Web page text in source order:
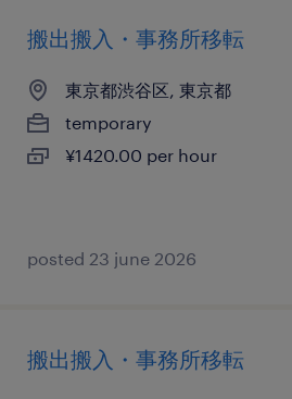
搬出搬入・事務所移転
東京都渋谷区, 東京都
temporary
¥1420.00 per hour
posted 23 june 2026
搬出搬入・事務所移転